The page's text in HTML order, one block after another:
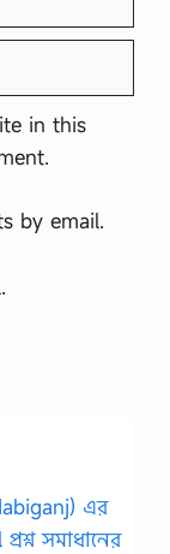
in this
by email.
এর
সমাধানের